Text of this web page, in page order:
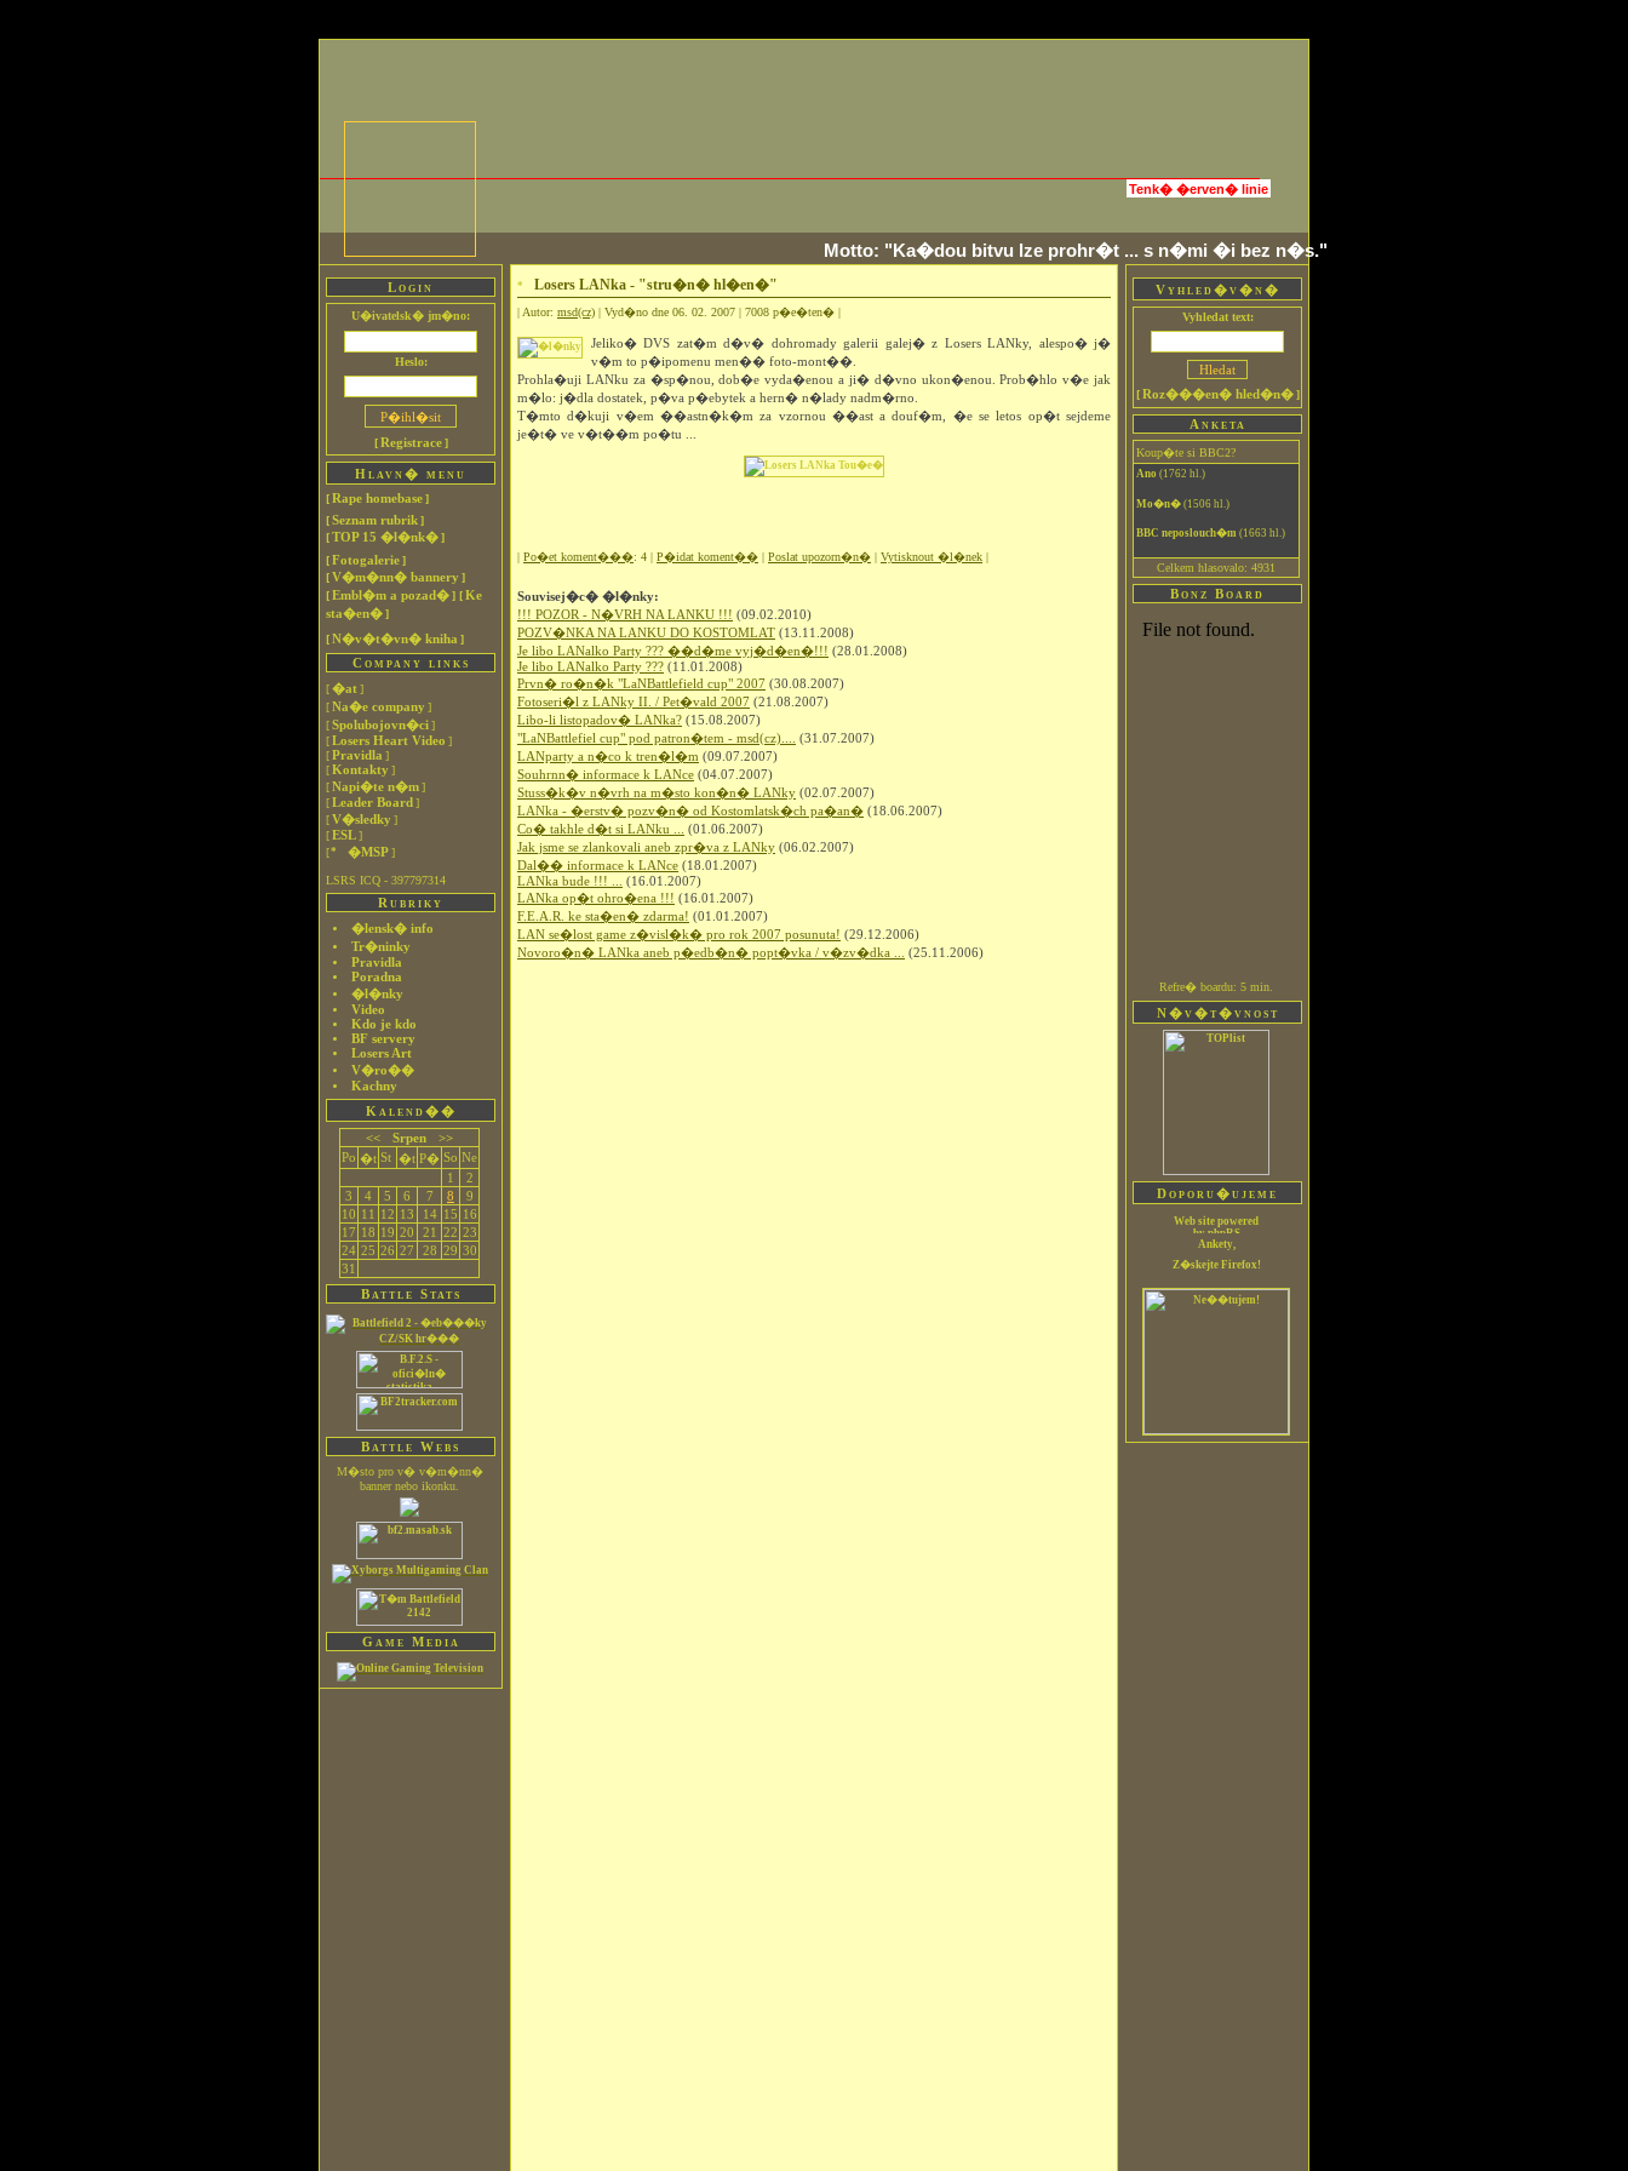
Motto: "Ka�dou bitvu lze prohr�t ... s n�mi �i bez n�s."
Tenk� �erven� linie
Login
U�ivatelsk� jm�no:
Heslo:
[ Registrace ]
Hlavn� menu
[Rape homebase]
[Seznam rubrik]
[TOP 15 �l�nk�]
[Fotogalerie]
[V�m�nn� bannery ]
[Embl�m a pozad�] [Ke
sta�en�]
[N�v�t�vn� kniha ]
Company links
[�at]
[Na�e company ]
[Spolubojovn�ci]
[Losers Heart Video ]
[Pravidla ]
[Kontakty ]
[Napi�te n�m]
[Leader Board]
[V�sledky ]
[ESL]
[
�MSP]
LSRS ICQ - 397797314
Rubriky
�lensk� info
Tr�ninky
Pravidla
Poradna
�l�nky
Video
Kdo je kdo
BF servery
Losers Art
V�ro��
Kachny
Kalend��
<<
Srpen
>>
Po �t St �t P� So Ne
1
2
3
4 5 6 7 8
9
10 11 12 13 14 15 16
17 18 19 20 21 22 23
24 25 26 27 28 29 30
31
Battle Stats
Battle Webs
M�sto pro v� v�m�nn�
banner nebo ikonku.
Game Media
Vyhled�v�n�
Vyhledat text:
[ Roz���en� hled�n� ]
Anketa
Koup�te si BBC2?
Ano (1762 hl.)
Mo�n� (1506 hl.)
BBC neposlouch�m (1663 hl.)
Celkem hlasovalo: 4931
Bonz Board
Refre� boardu: 5 min.
N�v�t�vnost
Doporu�ujeme
Losers LANka - "stru�n� hl�en�"
| Autor: msd(cz) | Vyd�no dne 06. 02. 2007 | 7008 p�e�ten� |
Jeliko� DVS zat�m d�v� dohromady galerii galej� z Losers LANky, alespo� j�
v�m to p�ipomenu men�� foto-mont��.
Prohla�uji LANku za �sp�nou, dob�e vyda�enou a ji� d�vno ukon�enou. Prob�hlo v�e jak
m�lo: j�dla dostatek, p�va p�ebytek a hern� n�lady nadm�rno.
T�mto d�kuji v�em ��astn�k�m za vzornou ��ast a douf�m, �e se letos op�t sejdeme
je�t� ve v�t��m po�tu ...
| Po�et koment���: 4 | P�idat koment�� | Poslat upozorn�n� | Vytisknout �l�nek |
Souvisej�c� �l�nky:
!!! POZOR - N�VRH NA LANKU !!! (09.02.2010)
POZV�NKA NA LANKU DO KOSTOMLAT (13.11.2008)
Je libo LANalko Party ??? ��d�me vyj�d�en�!!! (28.01.2008)
Je libo LANalko Party ??? (11.01.2008)
Prvn� ro�n�k "LaNBattlefield cup" 2007 (30.08.2007)
Fotoseri�l z LANky II. / Pet�vald 2007 (21.08.2007)
Libo-li listopadov� LANka? (15.08.2007)
"LaNBattlefiel cup" pod patron�tem - msd(cz)....
(31.07.2007)
LANparty a n�co k tren�l�m (09.07.2007)
Souhrnn� informace k LANce (04.07.2007)
Stuss�k�v n�vrh na m�sto kon�n� LANky (02.07.2007)
LANka - �erstv� pozv�n� od Kostomlatsk�ch pa�an� (18.06.2007)
Co� takhle d�t si LANku ...
(01.06.2007)
Jak jsme se zlankovali aneb zpr�va z LANky (06.02.2007)
Dal�� informace k LANce (18.01.2007)
LANka bude !!! ...
(16.01.2007)
LANka op�t ohro�ena !!! (16.01.2007)
F.E.A.R. ke sta�en� zdarma! (01.01.2007)
LAN se�lost game z�visl�k� pro rok 2007 posunuta! (29.12.2006)
Novoro�n� LANka aneb p�edb�n� popt�vka / v�zv�dka ...
(25.11.2006)